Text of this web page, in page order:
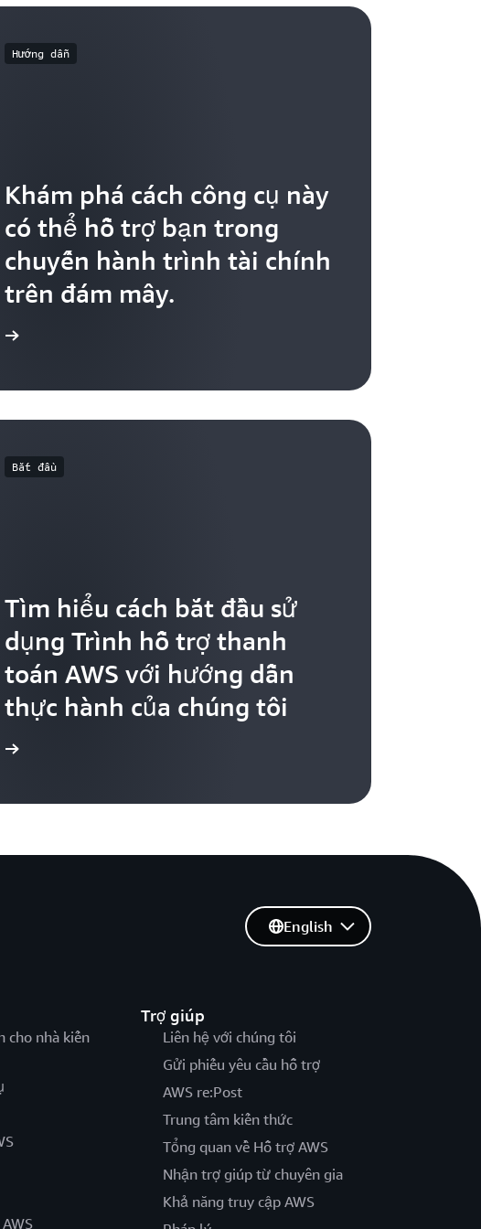
Hướng dẫn
Khám phá cách công cụ này
có thể hỗ trợ bạn trong
chuyến hành trình tài chính
trên đám mây.
Bắt đầu
Tìm hiểu cách bắt đầu sử
dụng Trình hỗ trợ thanh
toán AWS với hướng dẫn
thực hành của chúng tôi
cho nhà kiến
Trợ giúp
Liên hệ với chúng tôi
Gửi phiếu yêu cầu hỗ trợ
AWS re:Post
Trung tâm kiến thức
Tổng quan về Hỗ trợ AWS
Nhận trợ giúp từ chuyên gia
Khả năng truy cập AWS
English